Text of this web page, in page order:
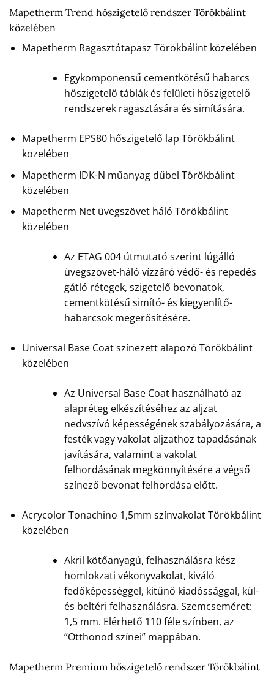
Mapetherm Trend hőszigetelő rendszer Törökbálint
közelében
Mapetherm Ragasztótapasz Törökbálint közelében
Egykomponensű cementkötésű habarcs
hőszigetelő táblák és felületi hőszigetelő
rendszerek ragasztására és simítására.
Mapetherm EPS80 hőszigetelő lap Törökbálint
közelében
Mapetherm IDK-N műanyag dűbel Törökbálint
közelében
Mapetherm Net üvegszövet háló Törökbálint
közelében
Az ETAG 004 útmutató szerint lúgálló
üvegszövet-háló vízzáró védő- és repedés
gátló rétegek, szigetelő bevonatok,
cementkötésű simító- és kiegyenlítő-
habarcsok megerősítésére.
Universal Base Coat színezett alapozó Törökbálint
közelében
Az Universal Base Coat használható az
alapréteg elkészítéséhez az aljzat
nedvszívó képességének szabályozására, a
festék vagy vakolat aljzathoz tapadásának
javítására, valamint a vakolat
felhordásának megkönnyítésére a végső
színező bevonat felhordása előtt.
Acrycolor Tonachino 1,5mm színvakolat Törökbálint
közelében
Akril kötőanyagú, felhasználásra kész
homlokzati vékonyvakolat, kiváló
fedőképességgel, kitűnő kiadóssággal, kül-
és beltéri felhasználásra. Szemcseméret:
1,5 mm. Elérhető 110 féle színben, az
“Otthonod színei” mappában.
Mapetherm Premium hőszigetelő rendszer Törökbálint